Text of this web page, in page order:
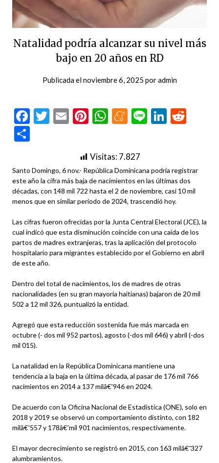
Natalidad podría alcanzar su nivel más
bajo en 20 años en RD
Publicada elnoviembre 6, 2025 poradmin
Facebook
Twitter
EmailPinterest
WhatsApp
Meneame
Line
Visitas:7.827
Santo Domingo, 6 nov.- República Dominicana podría registrar
este año la cifra más baja de nacimientos en las últimas dos
décadas, con 148 mil 722 hasta el 2 de noviembre, casi 10 mil
menos que en similar período de 2024, trascendió hoy.
Las cifras fueron ofrecidas por la Junta Central Electoral (JCE), la
cual indicó que esta disminución coincide con una caída de los
partos de madres extranjeras, tras la aplicación del protocolo
hospitalario para migrantes establecido por el Gobierno en abril
de este año.
Dentro del total de nacimientos, los de madres de otras
nacionalidades (en su gran mayoría haitianas) bajaron de 20 mil
502 a 12 mil 326, puntualizó la entidad.
Agregó que esta reducción sostenida fue más marcada en
octubre (- dos mil 952 partos), agosto (-dos mil 646) y abril (-dos
mil 015).
La natalidad en la República Dominicana mantiene una
tendencia a la baja en la última década, al pasar de 176 mil 766
nacimientos en 2014 a 137 milâ€¯946 en 2024.
De acuerdo con la Oficina Nacional de Estadística (ONE), solo en
2018 y 2019 se observó un comportamiento distinto, con 182
milâ€¯557 y 178â€¯mil 901 nacimientos, respectivamente.
El mayor decrecimiento se registró en 2015, con 163 milâ€¯327
alumbramientos.